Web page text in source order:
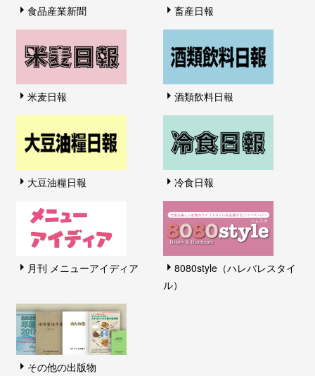
食品産業新聞 畜産日報
米麦日報 酒類飲料日報
大豆油糧日報 冷食日報
月刊 メニューアイディア
8080style（ハレバレスタイ
ル）
その他の出版物